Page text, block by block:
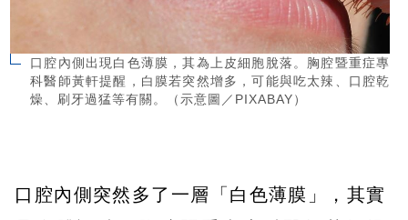
口腔內側出現白色薄膜，其為上皮細胞脫落。胸腔暨重症專
科醫師黃軒提醒，白膜若突然增多，可能與吃太辣、口腔乾
燥、刷牙過猛等有關。（示意圖／PIXABAY）
口腔內側突然多了一層「白色薄膜」，其實